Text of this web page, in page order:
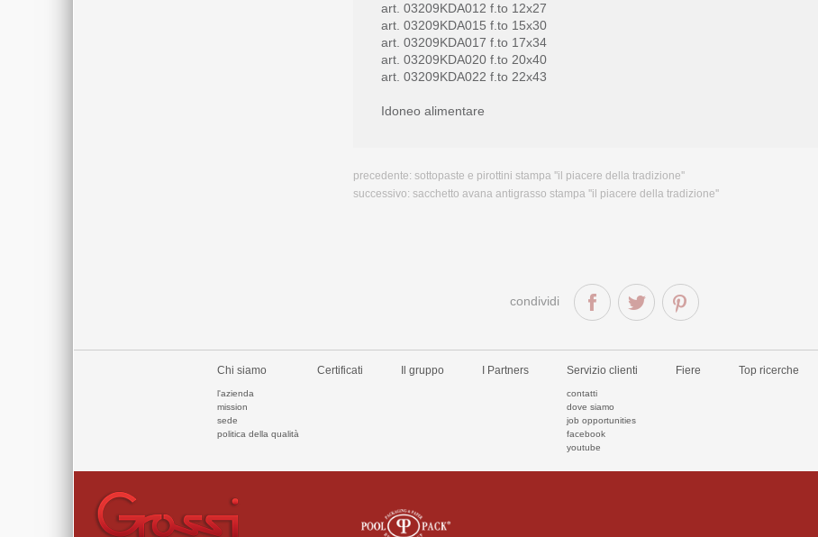
art. 03209KDA012 f.to 12x27
art. 03209KDA015 f.to 15x30
art. 03209KDA017 f.to 17x34
art. 03209KDA020 f.to 20x40
art. 03209KDA022 f.to 22x43
Idoneo alimentare
precedente: sottopaste e pirottini stampa ''il piacere della tradizione''
successivo: sacchetto avana antigrasso stampa ''il piacere della tradizione''
condividi
Chi siamo
l'azienda
mission
sede
politica della qualità
Certificati Il gruppo I Partners Servizio clienti
contatti
dove siamo
job opportunities
facebook
youtube
Fiere Top ricerche